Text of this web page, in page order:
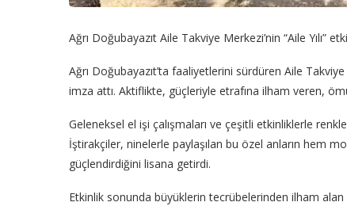
Ağrı Doğubayazıt Aile Takviye Merkezi’nin “Aile Yılı”
Ağrı Doğubayazıt’ta faaliyetlerini sürdüren Aile
imza attı. Aktiflikte, güçleriyle etrafına ilham veren,
Geleneksel el işi çalışmaları ve çeşitli etkinliklerle
İştirakçiler, ninelerle paylaşılan bu özel anların hem
güçlendirdiğini lisana getirdi.
Etkinlik sonunda büyüklerin tecrübelerinden ilham